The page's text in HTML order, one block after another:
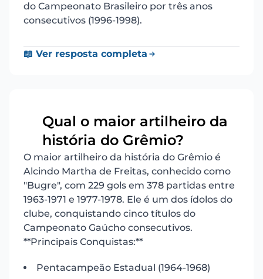
do Campeonato Brasileiro por três anos
consecutivos (1996-1998).
📖 Ver resposta completa
Qual o maior artilheiro da
história do Grêmio?
O maior artilheiro da história do Grêmio é
Alcindo Martha de Freitas, conhecido como
"Bugre", com 229 gols em 378 partidas entre
1963-1971 e 1977-1978. Ele é um dos ídolos do
clube, conquistando cinco títulos do
Campeonato Gaúcho consecutivos.
**Principais Conquistas:**
Pentacampeão Estadual (1964-1968)